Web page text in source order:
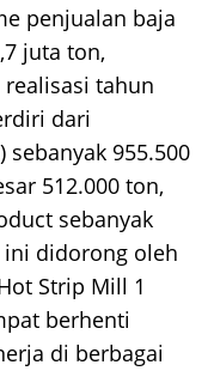
penjualan baja
juta ton,
tahun
dari
sebanyak 955.500
512.000 ton,
sebanyak
ini didorong oleh
Strip Mill 1
berhenti
di berbagai